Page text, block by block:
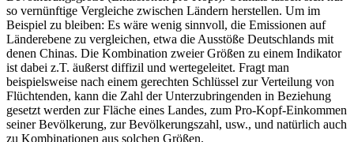
so vernünftige Vergleiche zwischen Ländern herstellen. Um im
Beispiel zu bleiben: Es wäre wenig sinnvoll, die Emissionen auf
Länderebene zu vergleichen, etwa die Ausstöße Deutschlands mit
denen Chinas. Die Kombination zweier Größen zu einem Indikator
ist dabei z.T. äußerst diffizil und wertegeleitet. Fragt man
beispielsweise nach einem gerechten Schlüssel zur Verteilung von
Flüchtenden, kann die Zahl der Unterzubringenden in Beziehung
gesetzt werden zur Fläche eines Landes, zum Pro-Kopf-Einkommen
seiner Bevölkerung, zur Bevölkerungszahl, usw., und natürlich auch
zu Kombinationen aus solchen Größen.